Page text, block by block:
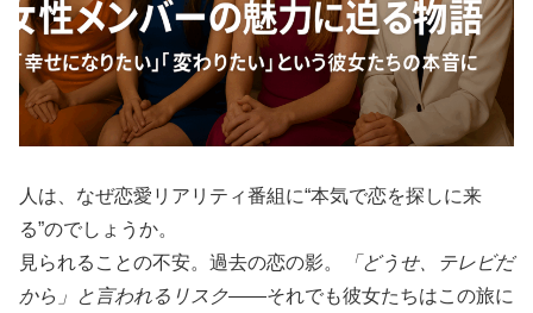
人は、なぜ恋愛リアリティ番組に“本気で恋を探しに来
る”のでしょうか。
見られることの不安。過去の恋の影。
「どうせ、テレビだ
から」と言われるリスク――それでも彼女たちはこの旅に